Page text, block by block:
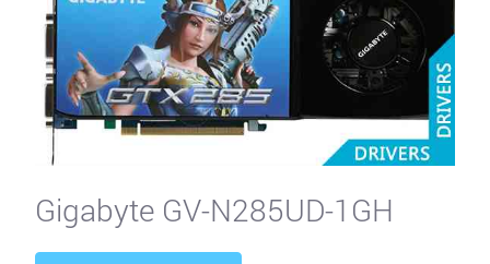
Gigabyte GV-N285UD-1GH